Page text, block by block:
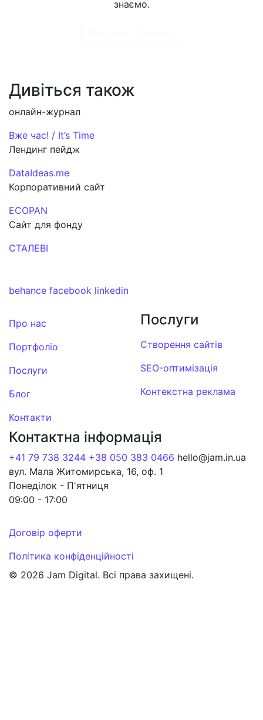
знаємо.
Дивіться також
онлайн-журнал
Вже час! / It’s Time
Лендинг пейдж
DataIdeas.me
Корпоративний сайт
ECOPAN
Сайт для фонду
СТАЛЕВІ
behance facebook linkedin
Про нас
Портфоліо
Послуги
Блог
Контакти
Послуги
Створення сайтів
SEO-оптимізація
Контекстна реклама
Контактна інформація
+41 79 738 3244 +38 050 383 0466 hello@jam.in.ua
вул. Мала Житомирська, 16, оф. 1
Понеділок - П'ятниця
09:00 - 17:00
Договір оферти
Політика конфіденційності
© 2026 Jam Digital. Всі права захищені.